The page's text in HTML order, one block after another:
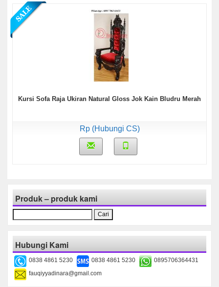
Kursi Sofa Raja Ukiran Natural Gloss Jok Kain Bludru Merah
Rp (Hubungi CS)
Produk – produk kami
untuk:
Hubungi Kami
0838 4861 5230 0838 4861 5230
0895706364431
fauqiyyadinara@gmail.com